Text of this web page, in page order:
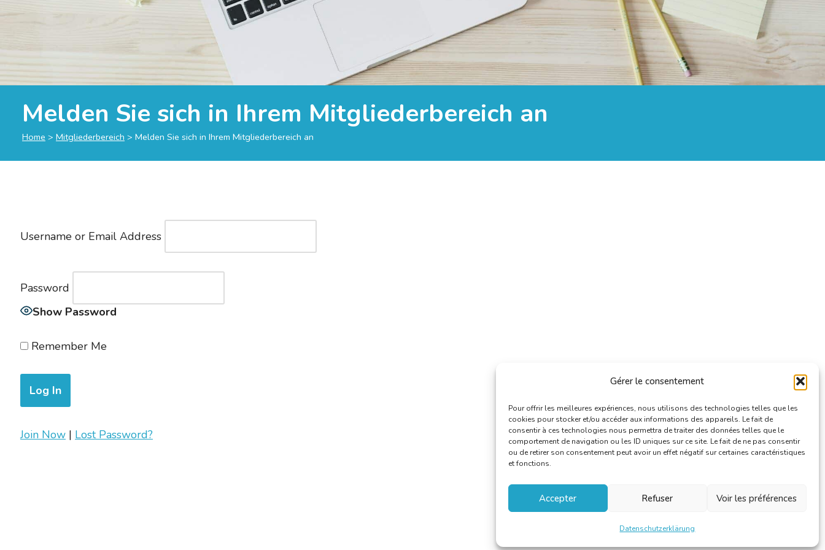
Gérer le consentement
Pour offrir les meilleures expériences, nous utilisons des technologies telles que les
cookies pour stocker et/ou accéder aux informations des appareils. Le fait de
consentir à ces technologies nous permettra de traiter des données telles que le
comportement de navigation ou les ID uniques sur ce site. Le fait de ne pas consentir
ou de retirer son consentement peut avoir un effet négatif sur certaines caractéristiques
et fonctions.
Accepter Refuser Voir les préférences
Datenschutzerklärung
Melden Sie sich in Ihrem Mitgliederbereich an
Home > Mitgliederbereich > Melden Sie sich in Ihrem Mitgliederbereich an
Username or Email Address
Password
Show Password
Remember Me
Join Now | Lost Password?